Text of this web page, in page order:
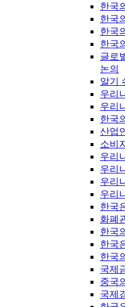
한국
한국
한국
한국
글로
논의
알기
우리
우리
한국
산업
소비
우리
우리
우리
우리
한국
화폐
한국
한국
한국
국제
중국
국제